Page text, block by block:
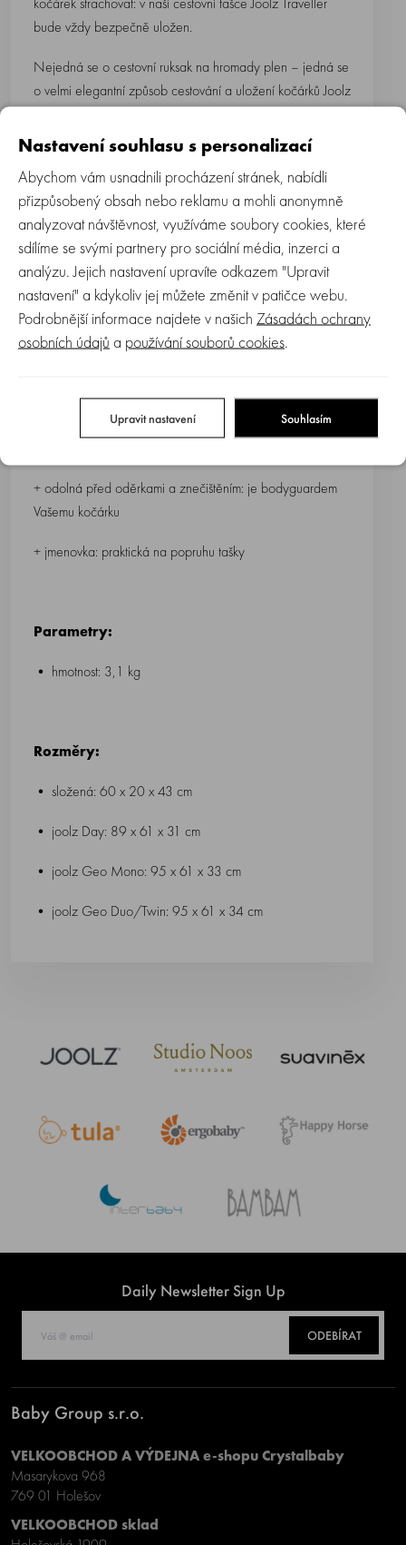
bude vždy bezpečně uložen.
Nejedná se o cestovní ruksak na hromady plen – jedná se
o velmi elegantní způsob cestování a uložení kočárků Joolz
kdykoliv budete trávit čas vaší dovolené, prožijete ho v
+ kožené detaily: vypadají stylově a dokonale
+ voděodolná textilie: odolná všem dobrodružstvím ve stylu
all inclusive
+ praktická do ruky: uchopte a vydejte se na výlet
+ prakticky úložná: malá velikost pro uspokojení všech
+ odolná před oděrkami a znečištěním: je bodyguardem
Vašemu kočárku
+ jmenovka: praktická na popruhu tašky
Parametry:
• hmotnost: 3,1 kg
Rozměry:
• složená: 60 x 20 x 43 cm
• joolz Day: 89 x 61 x 31 cm
• joolz Geo Mono: 95 x 61 x 33 cm
• joolz Geo Duo/Twin: 95 x 61 x 34 cm
Daily Newsletter Sign Up
ODEBÍRAT
Baby Group s.r.o.
VELKOOBCHOD A VÝDEJNA e-shopu Crystalbaby
Masarykova 968
769 01 Holešov
VELKOOBCHOD sklad
Nastavení souhlasu s personalizací
Abychom vám usnadnili procházení stránek, nabídli
přizpůsobený obsah nebo reklamu a mohli anonymně
analyzovat návštěvnost, využíváme soubory cookies, které
sdílíme se svými partnery pro sociální média, inzerci a
analýzu. Jejich nastavení upravíte odkazem "Upravit
nastavení" a kdykoliv jej můžete změnit v patičce webu.
Podrobnější informace najdete v našich Zásadách ochrany
osobních údajů a používání souborů cookies.
Upravit nastavení Souhlasím